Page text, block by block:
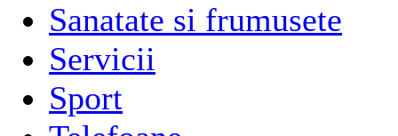
Sanatate si frumusete
Servicii
Sport